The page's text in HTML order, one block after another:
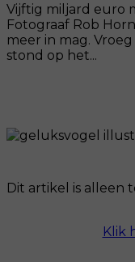
Vijftig miljard euro
Fotograaf Rob
meer in mag.
stond op het...
Dit artikel is alleen
Klik